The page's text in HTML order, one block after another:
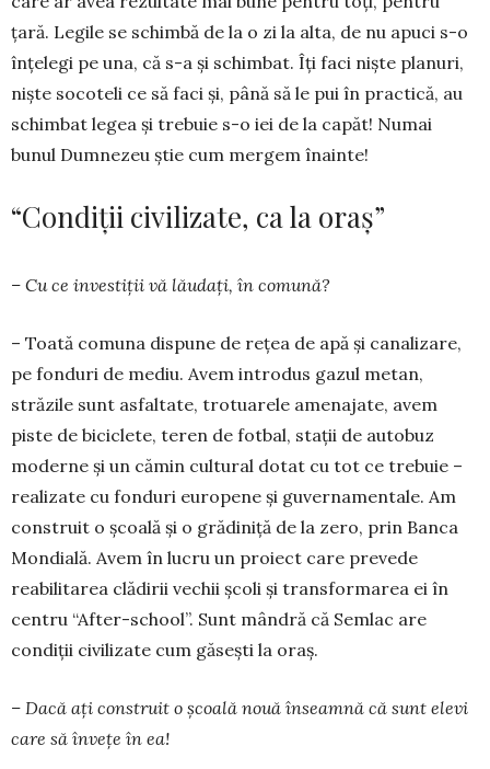
țară. Legile se schimbă de la o zi la alta, de nu apuci s-o
înțelegi pe una, că s-a și schim­bat. Îți faci niște planuri,
niște socoteli ce să faci și, până să le pui în practică, au
schimbat legea și trebuie s-o iei de la capăt! Numai
bunul Dum­ne­zeu știe cum mergem înainte!
“Condiții civilizate, ca la oraș”
– Cu ce investiții vă lăudați, în comună?
– Toată comuna dispune de rețea de apă și cana­li­zare,
pe fonduri de mediu. Avem introdus gazul metan,
străzile sunt asfaltate, trotuarele amenajate, avem
piste de biciclete, teren de fotbal, stații de autobuz
moderne și un cămin cultural dotat cu tot ce trebuie –
realizate cu fonduri europene și gu­verna­mentale. Am
construit o școală și o grădiniță de la zero, prin Banca
Mondială. Avem în lucru un proiect care prevede
reabilitarea clădirii vechii școli și trans­for­marea ei în
centru “After-school”. Sunt mândră că Semlac are
condiții civilizate cum găsești la oraș.
– Dacă ați construit o școală nouă înseamnă că sunt elevi
care să învețe în ea!